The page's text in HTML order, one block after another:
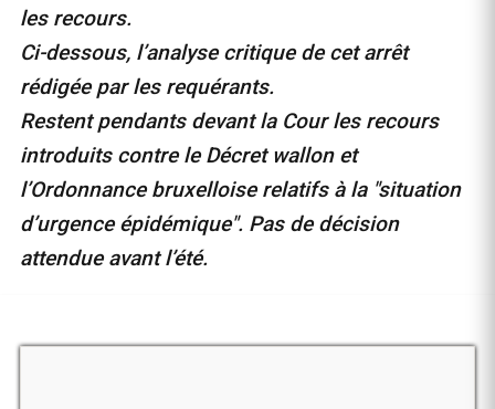
les recours.
Ci-dessous, l’analyse critique de cet arrêt
rédigée par les requérants.
Restent pendants devant la Cour les recours
introduits contre le Décret wallon et
l’Ordonnance bruxelloise relatifs à la "situation
d’urgence épidémique". Pas de décision
attendue avant l’été.